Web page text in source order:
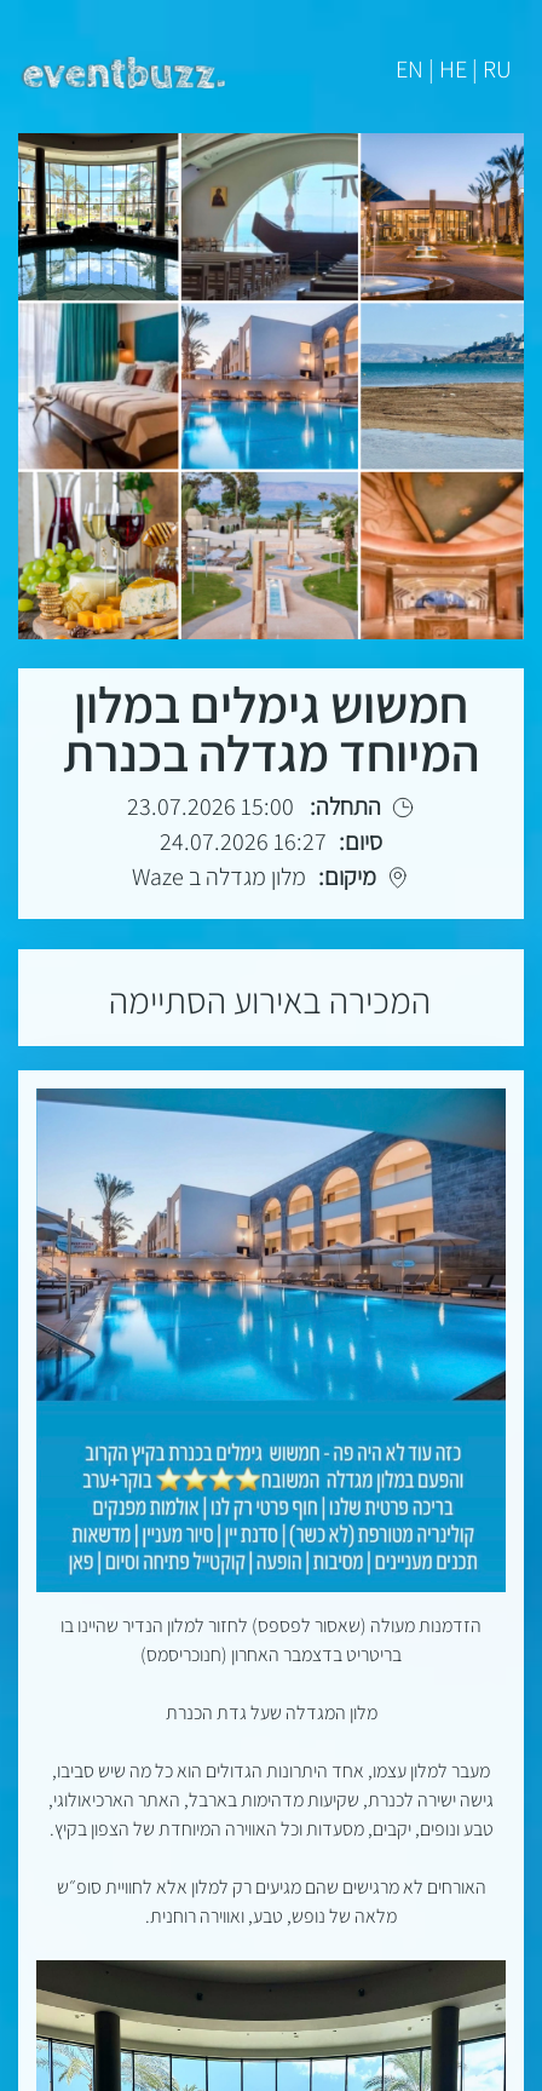
EN | HE | RU
חמשוש גימלים במלון
המיוחד מגדלה בכנרת
התחלה: 15:00 23.07.2026
סיום: 16:27 24.07.2026
מיקום: מלון מגדלה ב Waze
המכירה באירוע הסתיימה
הזדמנות מעולה (שאסור לפספס) לחזור למלון הנדיר שהיינו בו
בריטריט בדצמבר האחרון (חנוכריסמס)
מלון המגדלה שעל גדת הכנרת
מעבר למלון עצמו, אחד היתרונות הגדולים הוא כל מה שיש סביבו,
גישה ישירה לכנרת, שקיעות מדהימות בארבל, האתר הארכיאולוגי,
טבע ונופים, יקבים, מסעדות וכל האווירה המיוחדת של הצפון בקיץ.
האורחים לא מרגישים שהם מגיעים רק למלון אלא לחוויית סופ״ש
מלאה של נופש, טבע, ואווירה רוחנית.